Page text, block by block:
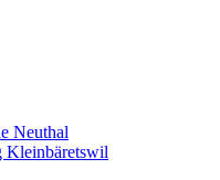
Neuthal
Kleinbäretswil